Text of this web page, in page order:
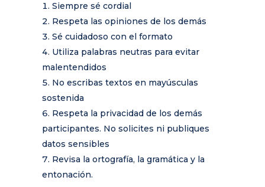
Siempre sé cordial
Respeta las opiniones de los demás
Sé cuidadoso con el formato
Utiliza palabras neutras para evitar
malentendidos
No escribas textos en mayúsculas
sostenida
Respeta la privacidad de los demás
participantes. No solicites ni publiques
datos sensibles
Revisa la ortografía, la gramática y la
entonación.